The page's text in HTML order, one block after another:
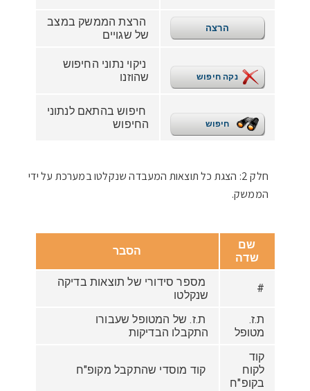
הרצה
הרצת הממשק במצב
של שגויים
נקה חיפוש
ניקוי נתוני החיפוש
שהוזנו
חיפוש
חיפוש בהתאם לנתוני
החיפוש
חלק 2: הצגת כל תוצאות המעבדה שנקלטו במערכת על ידי
הממשק.
שם
שדה
הסבר
#
מספר סידורי של תוצאות בדיקה
שנקלטו
ת.ז.
מטופל
ת.ז. של המטופל שעבורו
התקבלו הבדיקות
קוד
לקוח
בקופ"ח
קוד מוסדי שהתקבל מקופ"ח